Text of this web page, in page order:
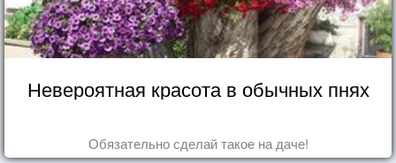
Невероятная красота в обычных пнях
Обязательно сделай такое на даче!